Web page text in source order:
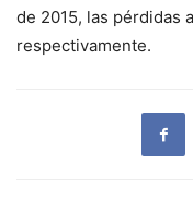
de 2015, las pérdidas
respectivamente.